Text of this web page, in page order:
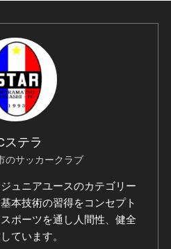
ステラ
のサッカークラブ
ュニアユースのカテゴリー
本技術の習得をコンセプト
ポーツを通し人間性、健全
ています。